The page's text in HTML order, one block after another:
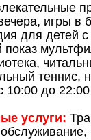
игры в
для детей
показ
теннис,
10:00 до 22:00
услуги: